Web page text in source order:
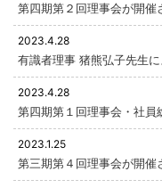
第四期第２回理事会が開催
有識者理事 猪熊弘子先生
2023.4.28
第四期第１回理事会・社員
2023.4.28
第三期第４回理事会が開催
2023.1.25